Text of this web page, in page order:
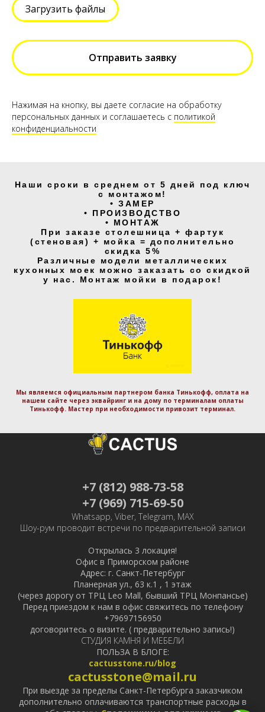
Загрузить файлы
Отправить заявку
Нажимая на кнопку, вы даете согласие на обработку
персональных данных и соглашаетесь c политикой
конфиденциальности
Наши сроки в среднем от 5 дней под ключ
с монтажом!
• ЗАМЕР
• ПРОИЗВОДСТВО
• МОНТАЖ
При заказе столешница + фартук
(стеновая) + мойка = дополнительно
скидка 5%
Различные модели металлических
кухонных моек можно заказать со скидкой
у нас. Монтаж мойки в подарок!
Мы являемся официальным партнером банка Тинькофф, оплата на
нашем сайте через эквайринг и на дому по терминалам оплаты
Тинькофф. Маcтер при необходимости привозит терминал.
+7 (812) 988-73-58
+7 (969) 715-69-50
Whatsapp, Viber, Telegram, MAX
Шоу-рум проводит встречи по предварительной записи
Открылась 3 локация!
Офис в Приморском районе
Адрес: г. Санкт-Петербург
Планерная ул., 63 к.1 , 1 этаж
(через дорогу от ТРЦ Leo Mall, бывший ТРЦ Монпансье)
Перед приездом к нам в офис свяжитесь по телефону
+79697156950
договоритесь о визите. ( предварительно запись!)
СТУДИЯ КАМНЯ И МЕБЕЛИ
ПОЛЬЗА В БЛОГЕ:
cactusstone.ru/blog
cactusstone@mail.ru
При выезде за пределы Санкт-Петербурга заказчиком
дополнительно оплачиваются транспортные расходы в